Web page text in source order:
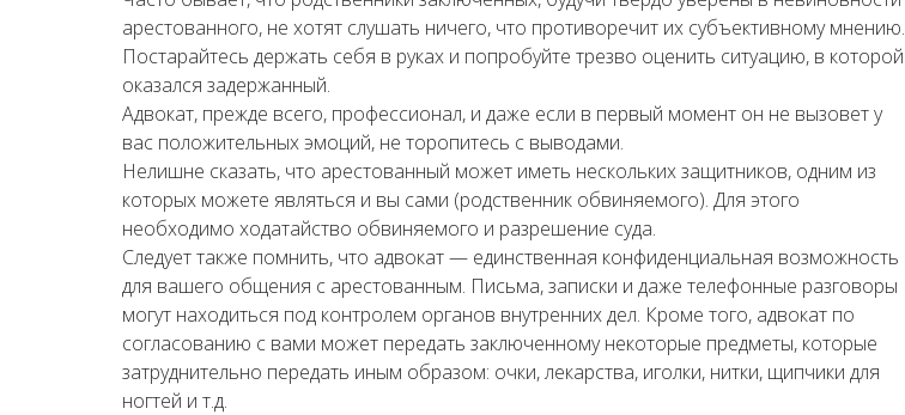
арестованного, не хотят слушать ничего, что противоречит их субъективному мнению.
Постарайтесь держать себя в руках и попробуйте трезво оценить ситуацию, в которой
оказался задержанный.
Адвокат, прежде всего, профессионал, и даже если в первый момент он не вызовет у
вас положительных эмоций, не торопитесь с выводами.
Нелишне сказать, что арестованный может иметь нескольких защитников, одним из
которых можете являться и вы сами (родственник обвиняемого). Для этого
необходимо ходатайство обвиняемого и разрешение суда.
Следует также помнить, что адвокат — единственная конфиденциальная возможность
для вашего общения с арестованным. Письма, записки и даже телефонные разговоры
могут находиться под контролем органов внутренних дел. Кроме того, адвокат по
согласованию с вами может передать заключенному некоторые предметы, которые
затруднительно передать иным образом: очки, лекарства, иголки, нитки, щипчики для
ногтей и т.д.